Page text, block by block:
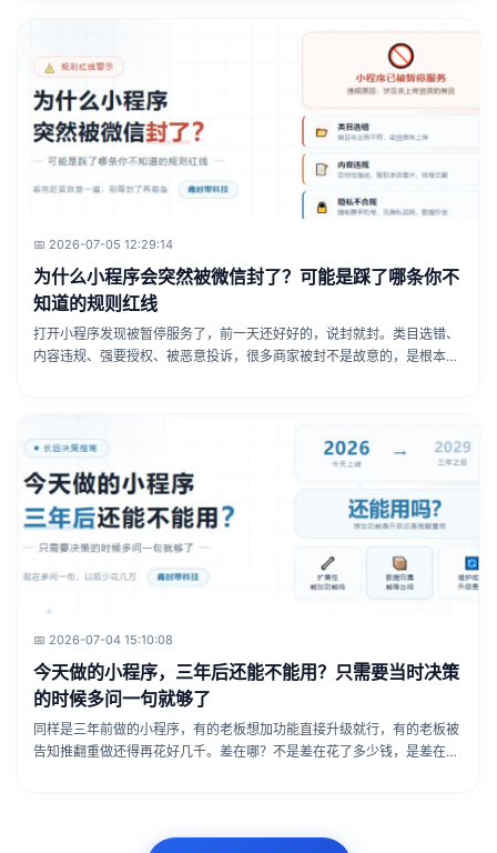
📅 2026-07-05 12:29:14
为什么小程序会突然被微信封了？可能是踩了哪条你不
知道的规则红线
打开小程序发现被暂停服务了，前一天还好好的，说封就封。类目选错、
内容违规、强要授权、被恶意投诉，很多商家被封不是故意的，是根本不
📅 2026-07-04 15:10:08
今天做的小程序，三年后还能不能用？只需要当时决策
的时候多问一句就够了
同样是三年前做的小程序，有的老板想加功能直接升级就行，有的老板被
告知推翻重做还得再花好几千。差在哪？不是差在花了多少钱，是差在当